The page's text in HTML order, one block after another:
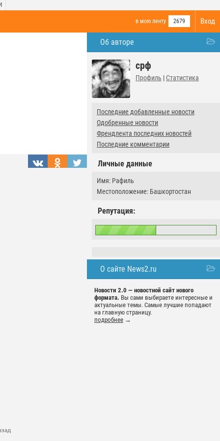
Вход
в мою ленту 2679
Об авторе
срф
Профиль | Статистика
Последние добавленные новости
Одобренные новости
Френдлента последних новостей
Последние комментарии
Личные данные
Имя: Рафиль
Местоположение: Башкортостан
Репутация:
О сайте News2.ru
Новости 2.0 — новостной сайт нового
формата. Вы сами выбираете интересные и
актуальные темы. Самые лучшие попадают
на главную страницу.
подробнее →